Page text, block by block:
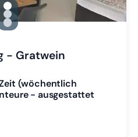
gallery.slide_selector
Zu Slide 1 wechseln
Zu Slide 2 wechseln
Zu Slide 3 wechseln
- Gratwein
(wöchentlich
- ausgestattet